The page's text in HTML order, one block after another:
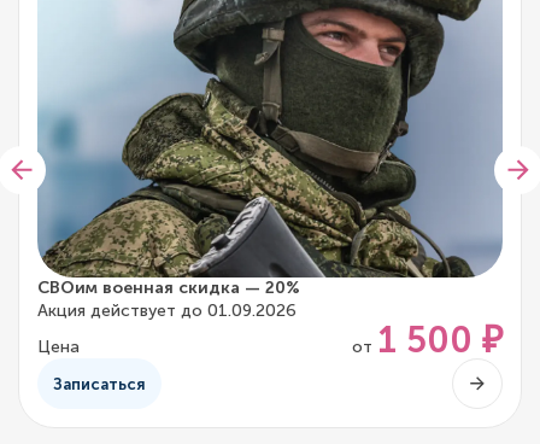
СВОим военная скидка — 20%
Акция действует до 01.09.2026
Цена
от 1 500 ₽
Записаться